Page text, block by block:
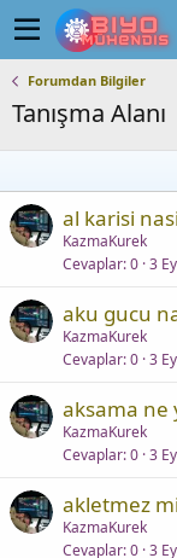
Forumdan Bilgiler
Tanışma Alanı
al karisi
KazmaKurek
Cevaplar 0 3
aku gucu
KazmaKurek
Cevaplar 0 3
aksama ne
KazmaKurek
Cevaplar 0 3
akletmez
KazmaKurek
Cevaplar 0 3